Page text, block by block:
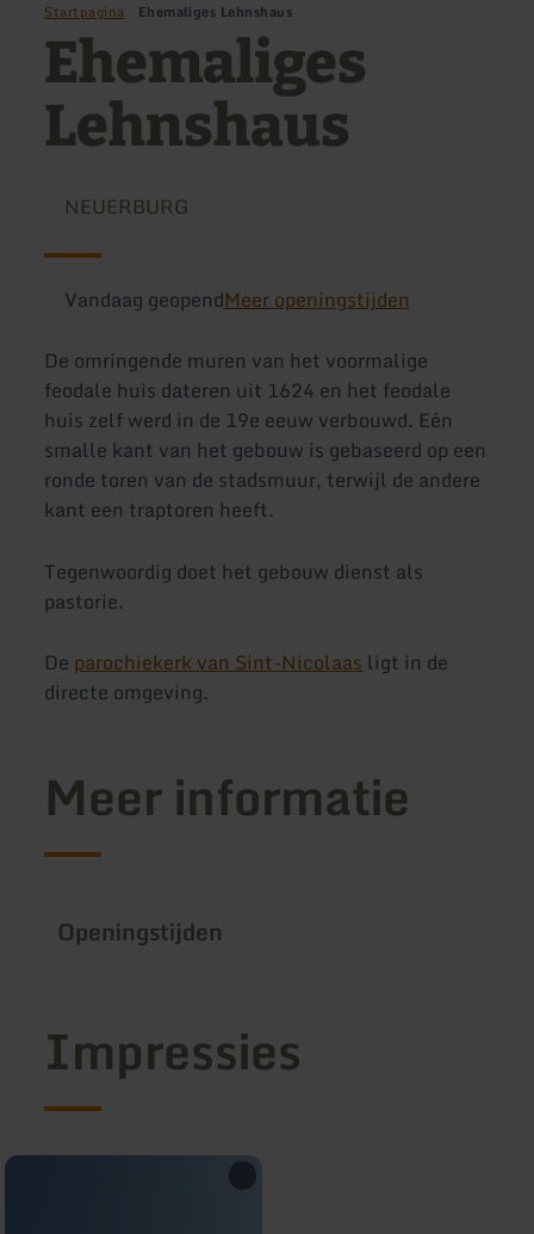
Startpagina Ehemaliges Lehnshaus
Ehemaliges
Lehnshaus
NEUERBURG
Vandaag geopendMeer openingstijden
De omringende muren van het voormalige
feodale huis dateren uit 1624 en het feodale
huis zelf werd in de 19e eeuw verbouwd. Eén
smalle kant van het gebouw is gebaseerd op een
ronde toren van de stadsmuur, terwijl de andere
kant een traptoren heeft.
Tegenwoordig doet het gebouw dienst als
pastorie.
De parochiekerk van Sint-Nicolaas ligt in de
directe omgeving.
Meer informatie
Openingstijden
Impressies